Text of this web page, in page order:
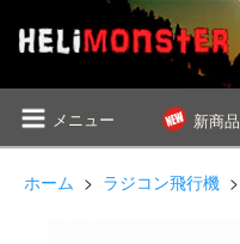
メニュー 新商品
ホーム > ラジコン飛行機 >